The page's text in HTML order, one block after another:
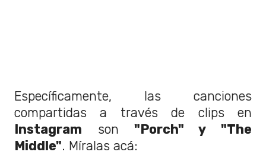
Específicamente, las canciones
compartidas a través de clips en
Instagram son "Porch" y "The
Middle". Míralas acá: